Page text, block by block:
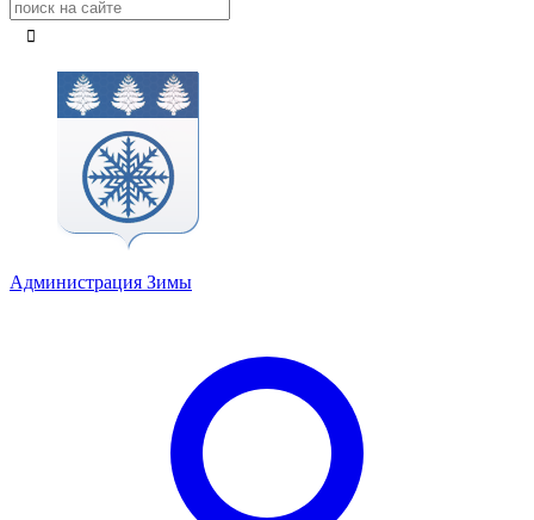
Администрация Зимы